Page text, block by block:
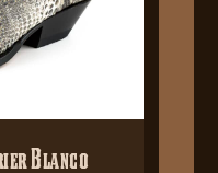
Blanco